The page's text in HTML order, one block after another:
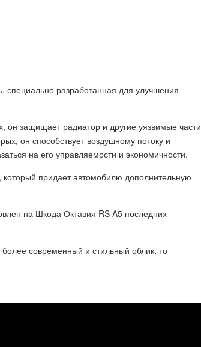
специально разработанная для улучшения
он защищает радиатор и другие уязвимые части
он способствует воздушному потоку и
на его управляемости и экономичности.
придает автомобилю дополнительную
на Шкода Октавия RS A5 последних
современный и стильный облик, то